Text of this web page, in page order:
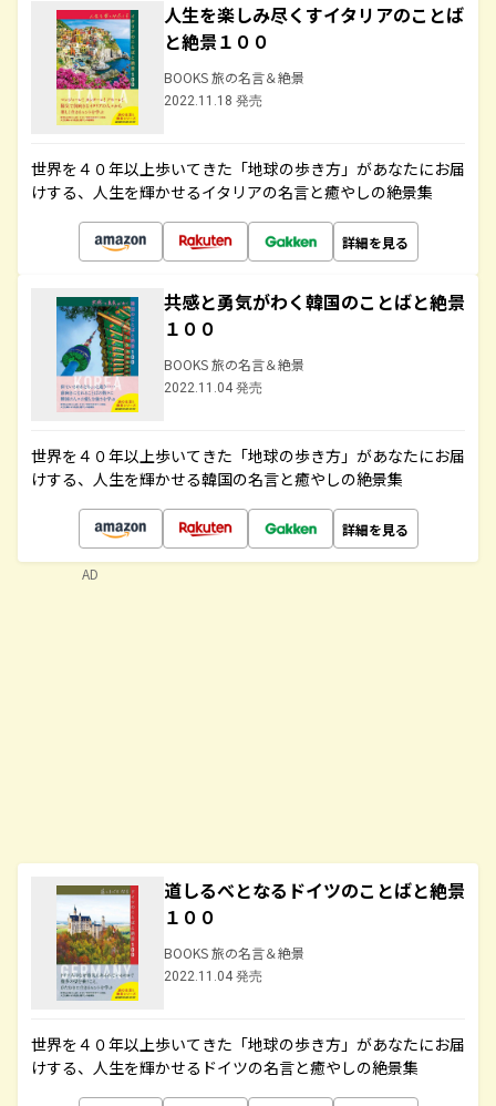
人生を楽しみ尽くすイタリアのことば
と絶景１００
BOOKS 旅の名言＆絶景
2022.11.18 発売
世界を４０年以上歩いてきた「地球の歩き方」があなたにお届
けする、人生を輝かせるイタリアの名言と癒やしの絶景集
詳細を見る
共感と勇気がわく韓国のことばと絶景
１００
BOOKS 旅の名言＆絶景
2022.11.04 発売
世界を４０年以上歩いてきた「地球の歩き方」があなたにお届
けする、人生を輝かせる韓国の名言と癒やしの絶景集
詳細を見る
道しるべとなるドイツのことばと絶景
１００
BOOKS 旅の名言＆絶景
2022.11.04 発売
世界を４０年以上歩いてきた「地球の歩き方」があなたにお届
けする、人生を輝かせるドイツの名言と癒やしの絶景集
AD